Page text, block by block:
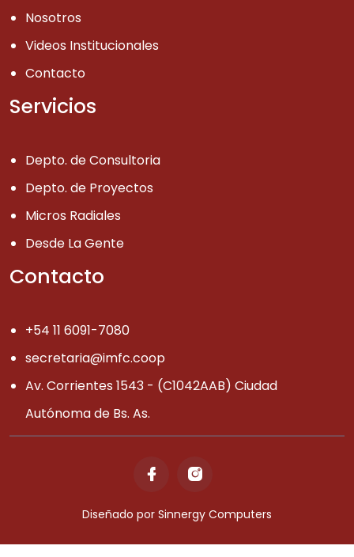
Nosotros
Videos Institucionales
Contacto
Servicios
Depto. de Consultoria
Depto. de Proyectos
Micros Radiales
Desde La Gente
Contacto
+54 11 6091-7080
secretaria@imfc.coop
Av. Corrientes 1543 - (C1042AAB) Ciudad
Autónoma de Bs. As.
Diseñado por Sinnergy Computers